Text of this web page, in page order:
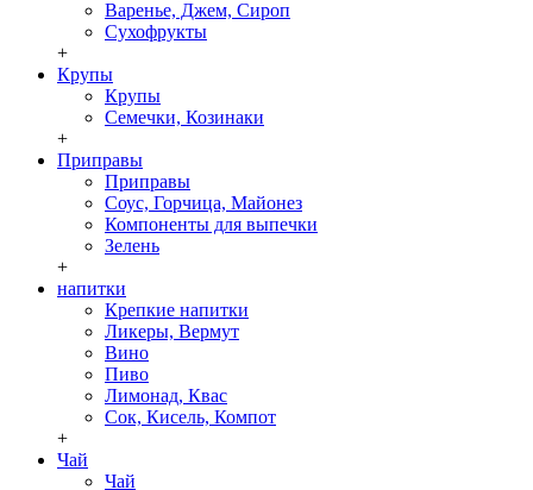
Варенье, Джем, Сироп
Сухофрукты
+
Крупы
Крупы
Семечки, Козинаки
+
Приправы
Приправы
Соус, Горчица, Майонез
Компоненты для выпечки
Зелень
+
напитки
Крепкие напитки
Ликеры, Вермут
Вино
Пиво
Лимонад, Квас
Сок, Кисель, Компот
+
Чай
Чай